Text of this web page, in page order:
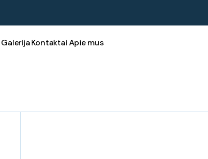
GalerijaKontaktaiApie mus